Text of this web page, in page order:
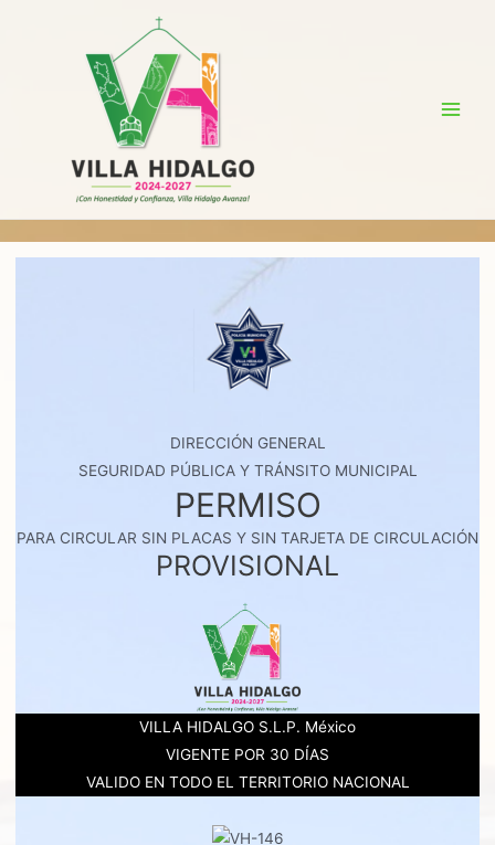
DIRECCIÓN GENERAL
SEGURIDAD PÚBLICA Y TRÁNSITO MUNICIPAL
PERMISO
PARA CIRCULAR SIN PLACAS Y SIN TARJETA DE CIRCULACIÓN
PROVISIONAL
VILLA HIDALGO S.L.P. México
VIGENTE POR 30 DÍAS
VALIDO EN TODO EL TERRITORIO NACIONAL